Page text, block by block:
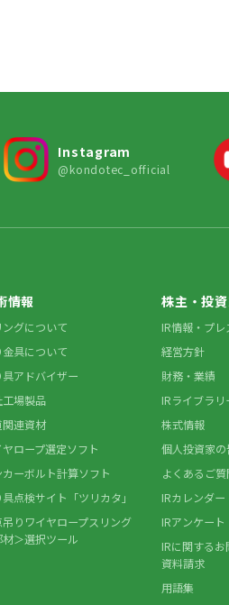
Instagram
@kondotec_official
情報
ングについて
金具について
具アドバイザー
工場製品
関連資材
ヤロープ選定ソフト
カーボルト計算ソフト
点検サイト「ツリカタ」
吊りワイヤロープスリング
材＞選択ツール
株主・投
IR情報・プレ
経営方針
財務・業績
IRライブラリ
株式情報
個人投資家
よくあるご質
IRカレンダー
IRアンケート
IRに関するお
資料請求
用語集